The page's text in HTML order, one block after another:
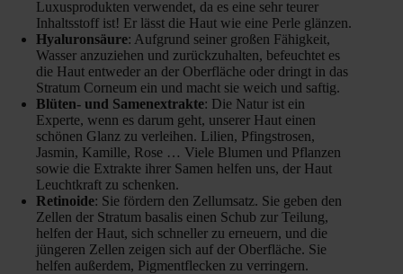
Luxusprodukten verwendet, da es eine sehr teurer
Inhaltsstoff ist! Er lässt die Haut wie eine Perle glänzen.
Hyaluronsäure: Aufgrund seiner großen Fähigkeit,
Wasser anzuziehen und zurückzuhalten, befeuchtet es
die Haut entweder an der Oberfläche oder dringt in das
Stratum Corneum ein und macht sie weich und saftig.
Blüten- und Samenextrakte: Die Natur ist ein
Experte, wenn es darum geht, unserer Haut einen
schönen Glanz zu verleihen. Lilien, Pfingstrosen,
Jasmin, Kamille, Rose … Viele Blumen und Pflanzen
sowie die Extrakte ihrer Samen helfen uns, der Haut
Leuchtkraft zu schenken.
Retinoide: Sie fördern den Zellumsatz. Sie geben den
Zellen der Stratum basalis einen Schub zur Teilung,
helfen der Haut, sich schneller zu erneuern, und die
jüngeren Zellen zeigen sich auf der Oberfläche. Sie
helfen außerdem, Pigmentflecken zu verringern.